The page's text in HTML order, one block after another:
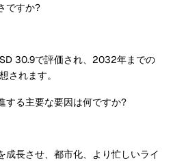
ですか?
30.9で評価され、2032年までの
されます。
する主要な要因は何ですか?
成長させ、都市化、より忙しいライ